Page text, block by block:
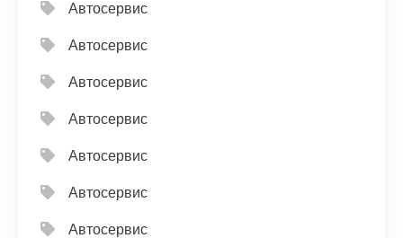
Автосервис
Автосервис
Автосервис
Автосервис
Автосервис
Автосервис
Автосервис